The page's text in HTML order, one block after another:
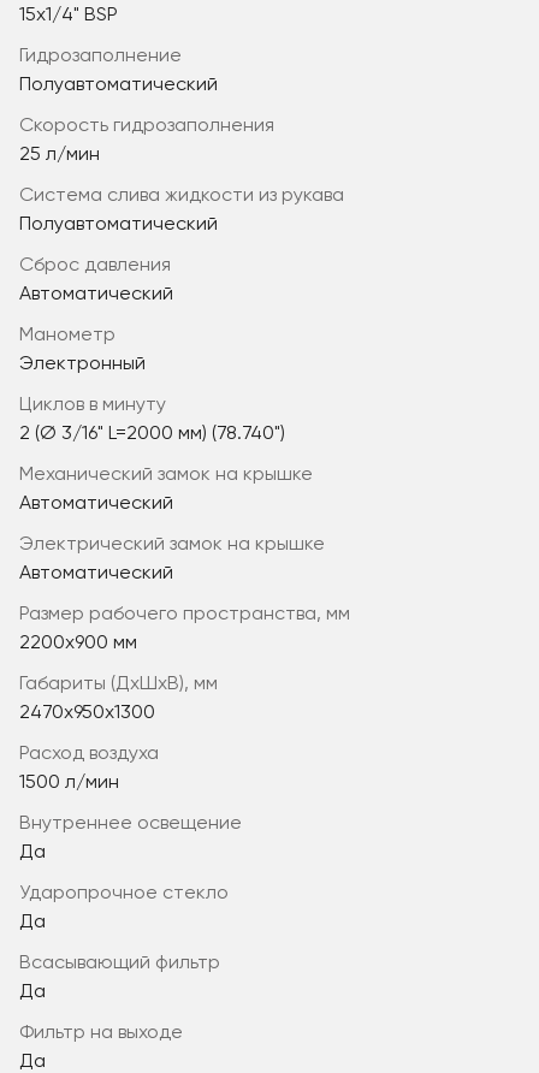
15x1/4" BSP
гидрозаполнение
Полуавтоматический
скорость гидрозаполнения
25 л/мин
система слива жидкости из рукава
Полуавтоматический
сброс давления
Автоматический
манометр
Электронный
циклов в минуту
2 (Ø 3/16" L=2000 мм) (78.740")
механический замок на крышке
Автоматический
электрический замок на крышке
Автоматический
размер рабочего пространства, мм
2200x900 мм
габариты (ДхШхВ), мм
2470x950x1300
расход воздуха
1500 л/мин
внутреннее освещение
Да
ударопрочное стекло
Да
всасывающий фильтр
Да
фильтр на выходе
Да